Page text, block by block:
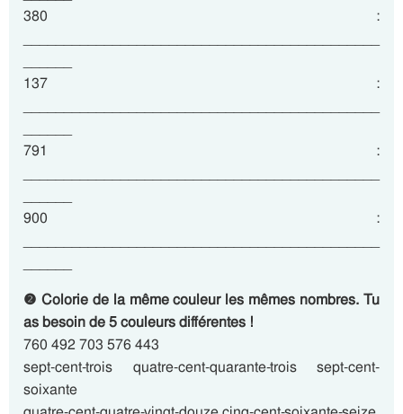
380 :
137 :
791 :
900 :
❷ Colorie de la même couleur les mêmes nombres. Tu
as besoin de 5 couleurs différentes !
760 492 703 576 443
sept-cent-trois quatre-cent-quarante-trois sept-cent-
soixante